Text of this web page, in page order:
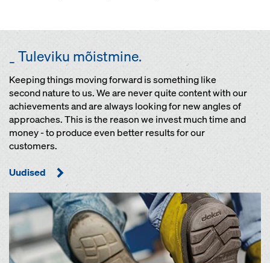
_ Tuleviku mõistmine.
Keeping things moving forward is something like
second nature to us. We are never quite content with our
achievements and are always looking for new angles of
approaches. This is the reason we invest much time and
money - to produce even better results for our
customers.
Uudised